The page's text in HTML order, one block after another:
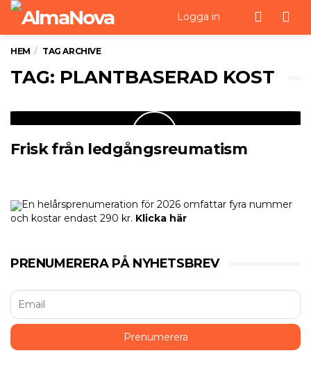
Logga in
HEM TAG ARCHIVE
TAG: PLANTBASERAD KOST
Frisk från ledgångsreumatism
En helårsprenumeration för 2026 omfattar fyra nummer
och kostar endast 290 kr. Klicka här
PRENUMERERA PÅ NYHETSBREV